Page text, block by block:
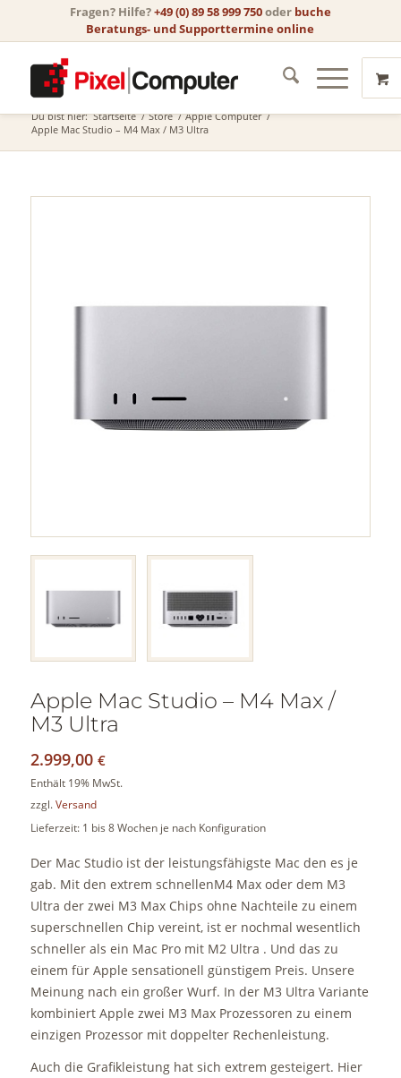
Fragen? Hilfe?+49 (0) 89 58 999 750oder buche
Beratungs- und Supporttermine online
Store
Du bist hier: Startseite / Store / Apple Computer /
Apple Mac Studio – M4 Max / M3 Ultra
Apple Mac Studio – M4 Max /
M3 Ultra
2.999,00 €
Enthält 19% MwSt.
zzgl.Versand
Lieferzeit: 1 bis 8 Wochen je nach Konfiguration
Der Mac Studio ist der leistungsfähigste Mac den es je
gab. Mit den extrem schnellenM4 Max oder dem M3
Ultra der zwei M3 Max Chips ohne Nachteile zu einem
superschnellen Chip vereint, ist er nochmal wesentlich
schneller als ein Mac Pro mit M2 Ultra . Und das zu
einem für Apple sensationell günstigem Preis. Unsere
Meinung nach ein großer Wurf. In der M3 Ultra Variante
kombiniert Apple zwei M3 Max Prozessoren zu einem
einzigen Prozessor mit doppelter Rechenleistung.
Auch die Grafikleistung hat sich extrem gesteigert. Hier